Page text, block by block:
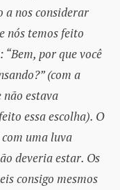
a nos considerar
nós temos feito
por que você
(com a
não estava
essa escolha). O
uma luva
deveria estar. Os
​​consigo mesmos